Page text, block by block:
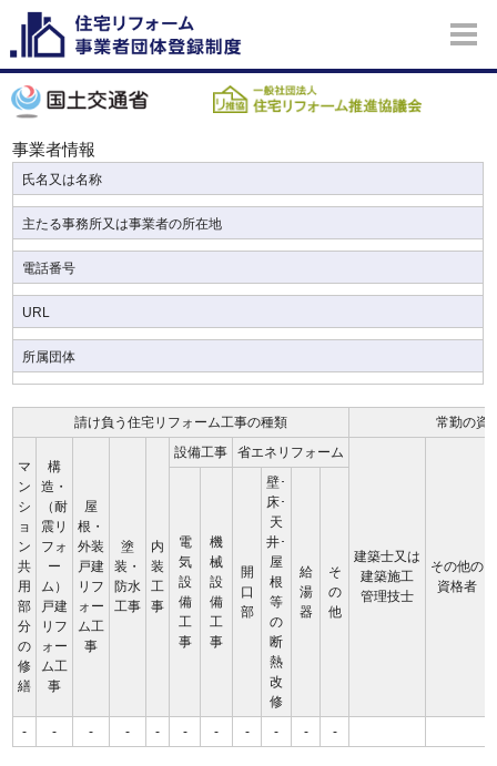
事業者情報
氏名又は名称
主たる事務所又は事業者の所在地
電話番号
URL
所属団体
請け負う住宅リフォーム工事の種類 常勤の資
マ
ン
シ
ョ
ン
共
用
部
分
の
修
繕
構
造・
（耐
震リ
フォ
ー
ム）
戸建
リフ
ォー
ム工
事
屋
根・
外装
戸建
リフ
ォー
ム工
事
塗
装・
防水
工事
内
装
工
事
設備工事 省エネリフォーム
建築士又は
建築施工
管理技士
その他の
資格者
電
気
設
備
工
事
機
械
設
備
工
事
開
口
部
壁･
床･
天
井･
屋
根
等
の
断
熱
改
修
給
湯
器
そ
の
他
- - - - - - - - - - -